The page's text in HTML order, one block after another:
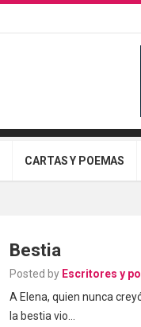
CARTAS Y POEMAS
Bestia
Posted by Escritores y
A Elena, quien nunca
la bestia vio…